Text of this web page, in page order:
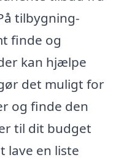
tilbygning-
finde og
kan hjælpe
det muligt for
og finde den
til dit budget
lave en liste